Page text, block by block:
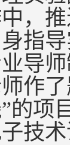
，
指
导
作
的项
技